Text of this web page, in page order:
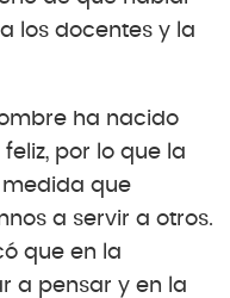
los docentes y la
ha nacido
por lo que la
que
a servir a otros.
que en la
a pensar y en la